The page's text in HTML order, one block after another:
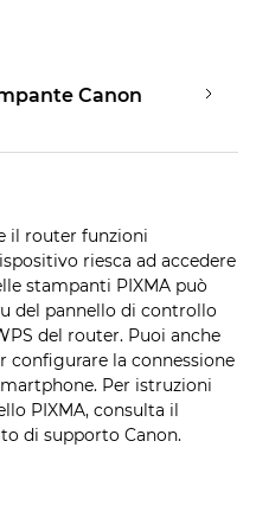
Canon
il router funzioni
riesca ad accedere
stampanti PIXMA può
del pannello di controllo
del router. Puoi anche
configurare la connessione
Per istruzioni
PIXMA, consulta il
di supporto Canon.